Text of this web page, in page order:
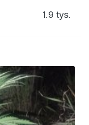
1.9 tys.